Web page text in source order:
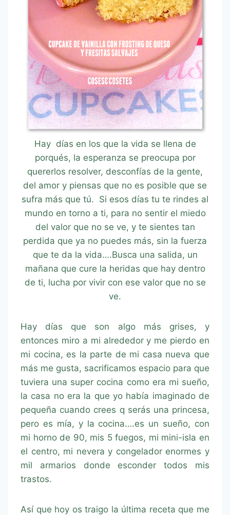
Hay días en los que la vida se llena de
porqués, la esperanza se preocupa por
quererlos resolver, desconfías de la gente,
del amor y piensas que no es posible que se
sufra más que tú. Si esos días tu te rindes al
mundo en torno a ti, para no sentir el miedo
del valor que no se ve, y te sientes tan
perdida que ya no puedes más, sin la fuerza
que te da la vida….Busca una salida, un
mañana que cure la heridas que hay dentro
de ti, lucha por vivir con ese valor que no se
ve.
Hay días que son algo más grises, y
entonces miro a mi alrededor y me pierdo en
mi cocina, es la parte de mi casa nueva que
más me gusta, sacrificamos espacio para que
tuviera una super cocina como era mi sueño,
la casa no era la que yo había imaginado de
pequeña cuando crees q serás una princesa,
pero es mía, y la cocina….es un sueño, con
mi horno de 90, mis 5 fuegos, mi mini-isla en
el centro, mi nevera y congelador enormes y
mil armarios donde esconder todos mis
trastos.
Así que hoy os traigo la última receta que me